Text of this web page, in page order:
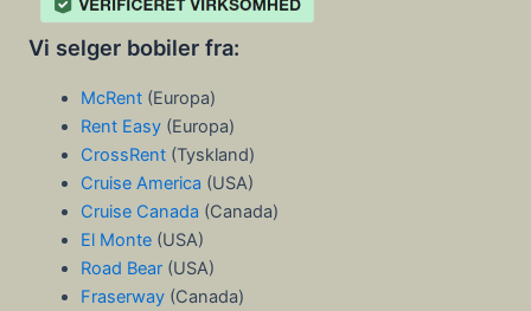
Vi selger bobiler fra:
McRent(Europa)
Rent Easy(Europa)
CrossRent(Tyskland)
Cruise America (USA)
Cruise Canada (Canada)
El Monte(USA)
Road Bear(USA)
Fraserway (Canada)